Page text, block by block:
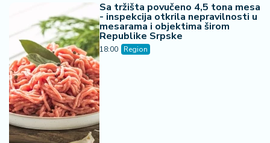
Sa tržišta povučeno 4,5 tona mesa
- inspekcija otkrila nepravilnosti u
mesarama i objektima širom
Republike Srpske
18:00 Region